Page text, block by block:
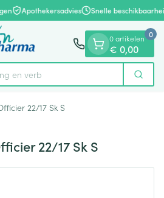
Apothekersadvies Snelle
Zoek
0 artikelen
€ 0,00
0
22/17 Sk S
22/17 Sk S